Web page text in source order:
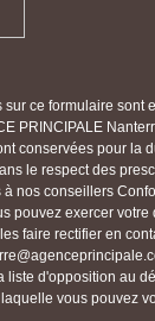
ce formulaire sont
PRINCIPALE
conservées pour la
le respect des
nos conseillers
pouvez exercer votre
faire rectifier en
liste d'opposition au
vous pouvez